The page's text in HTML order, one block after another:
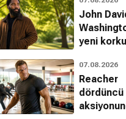
Fischer
The World
Dram
Ben
Belgesel
John
yeni
atıldı
07.08.2026
Reacher